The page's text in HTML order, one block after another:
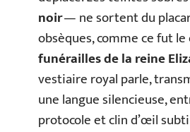
noir— ne sortent du
obsèques, comme ce fut le
funérailles de la reine
vestiaire royal parle,
une langue silencieuse,
protocole et clin d’œil